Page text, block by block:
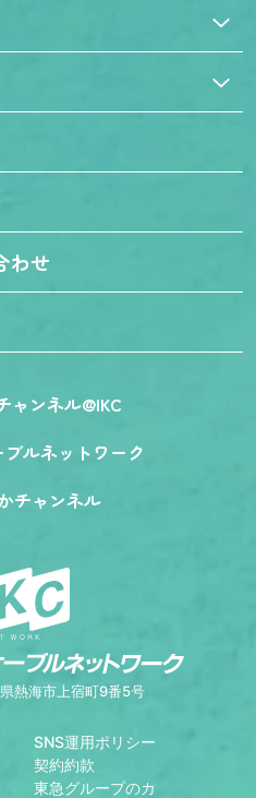
わせ
ャンネル@IKC
ルネットワーク
チャンネル
熱海市上宿町9番5号
SNS運用ポリシー
契約約款
東急グループのカ